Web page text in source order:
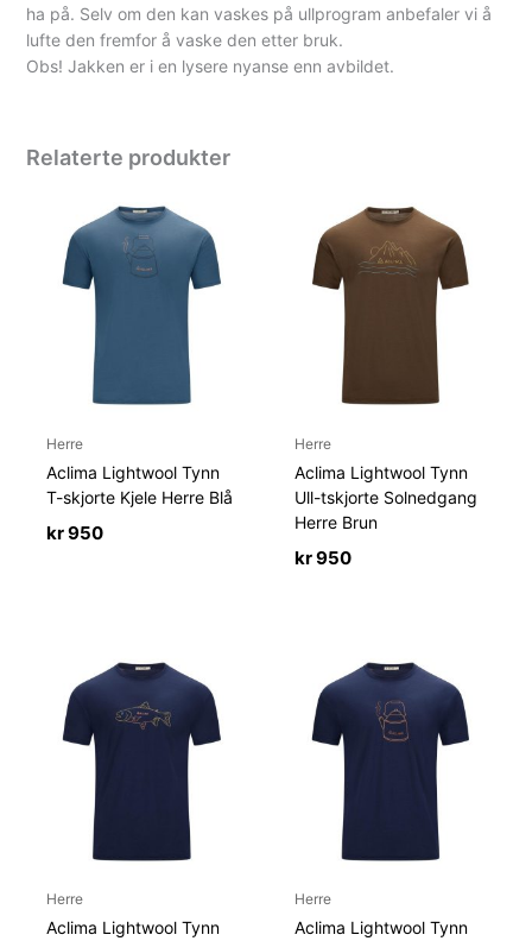
ha på. Selv om den kan vaskes på ullprogram anbefaler vi å
lufte den fremfor å vaske den etter bruk.
Obs! Jakken er i en lysere nyanse enn avbildet.
Relaterte produkter
Herre
Aclima Lightwool Tynn
T-skjorte Kjele Herre Blå
kr950
Herre
Aclima Lightwool Tynn
Ull-tskjorte Solnedgang
Herre Brun
kr950
Herre
Aclima Lightwool Tynn
Herre
Aclima Lightwool Tynn